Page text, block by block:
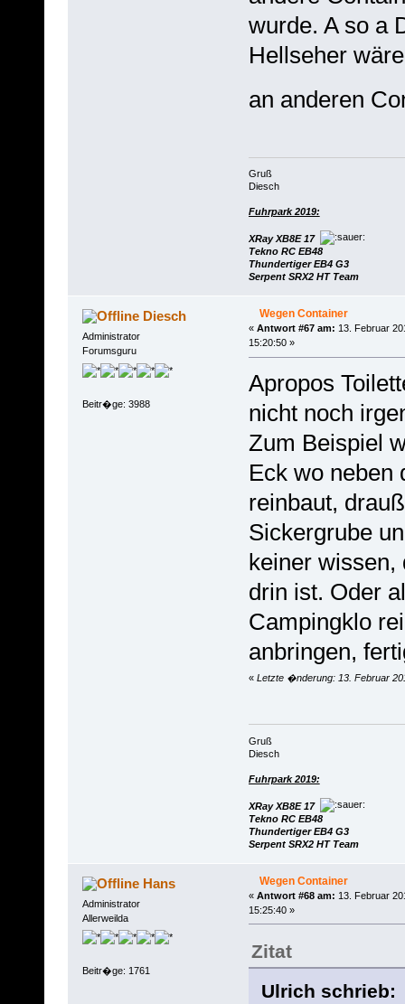
wurde. A so a
Hellseher
an anderen
Gruß
Diesch
Fuhrpark 2019:
XRay XB8E 17
Tekno RC EB48
Thundertiger EB4 G3
Serpent SRX2 HT Team
Diesch
Administrator
Forumsguru
Beitr�ge: 3988
Wegen Container
« Antwort #67 am: 13. Februar
15:20:50 »
Apropos
nicht noch
Zum Beispiel
Eck wo neben
reinbaut,
Sickergrube
keiner wissen,
drin ist. Oder
Campingklo
anbringen,
« Letzte �nderung: 13. Februar
Gruß
Diesch
Fuhrpark 2019:
XRay XB8E 17
Tekno RC EB48
Thundertiger EB4 G3
Serpent SRX2 HT Team
Hans
Administrator
Allerweilda
Beitr�ge: 1761
Wegen Container
« Antwort #68 am: 13. Februar
15:25:40 »
Zitat
Ulrich schrieb: